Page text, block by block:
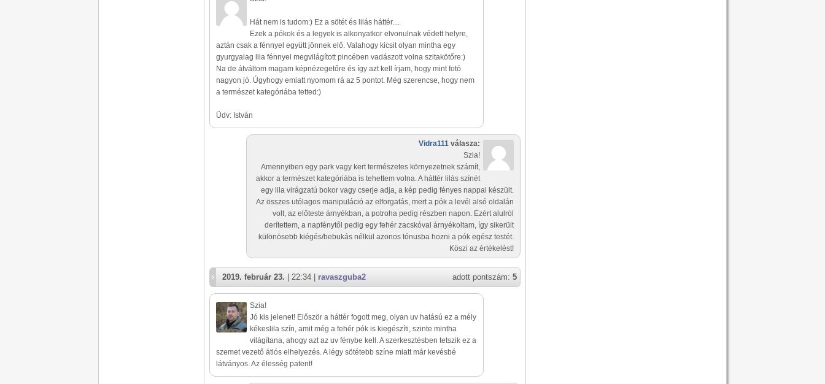
Hát nem is tudom:) Ez a sötét és lilás háttér....
Ezek a pókok és a legyek is alkonyatkor elvonulnak védett helyre,
aztán csak a fénnyel együtt jönnek elő. Valahogy kicsit olyan mintha egy
gyurgyalag lila fénnyel megvilágított pincében vadászott volna szitakötőre:)
Na de átváltom magam képnézegetőre és így azt kell írjam, hogy mint fotó
nagyon jó. Úgyhogy emiatt nyomom rá az 5 pontot. Még szerencse, hogy nem
a természet kategóriába tetted:)
Üdv: István
Vidra111 válasza:
Szia!
Amennyiben egy park vagy kert természetes környezetnek számít,
akkor a természet kategóriába is tehettem volna. A háttér lilás színét
egy lila virágzatú bokor vagy cserje adja, a kép pedig fényes nappal készült.
Az összes utólagos manipuláció az elforgatás, mert a pók a levél alsó oldalán
volt, az előteste árnyékban, a potroha pedig részben napon. Ezért alulról
derítettem, a napfénytől pedig egy fehér zacskóval árnyékoltam, így sikerült
különösebb kiégés/bebukás nélkül azonos tónusba hozni a pók egész testét.
Köszi az értékelést!
adott pontszám: 5
2019. február 23. | 22:34 | ravaszguba2
Szia!
Jó kis jelenet! Először a háttér fogott meg, olyan uv hatású ez a mély
kékeslila szín, amit még a fehér pók is kiegészíti, szinte mintha
világítana, ahogy azt az uv fénybe kell. A szerkesztésben tetszik ez a
szemet vezető átlós elhelyezés. A légy sötétebb színe miatt már kevésbé
látványos. Az élesség patent!